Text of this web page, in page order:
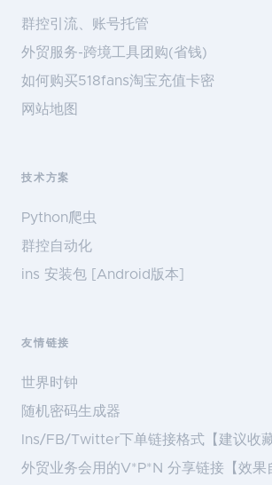
群控引流、账号托管
外贸服务-跨境工具团购(省钱)
如何购买518fans淘宝充值卡密
网站地图
技术方案
Python爬虫
群控自动化
ins 安装包 [Android版本]
友情链接
世界时钟
随机密码生成器
Ins/FB/Twitter下单链接格式【建议收藏
外贸业务会用的V*P*N 分享链接【效果